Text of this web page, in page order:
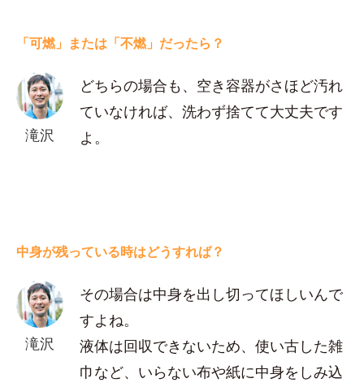
「可燃」または「不燃」だったら？
滝沢
どちらの場合も、空き容器がさほど汚れ
ていなければ、洗わず捨てて大丈夫です
よ。
中身が残っている時はどうすれば？
滝沢
その場合は中身を出し切ってほしいんで
すよね。
液体は回収できないため、使い古した雑
巾など、いらない布や紙に中身をしみ込